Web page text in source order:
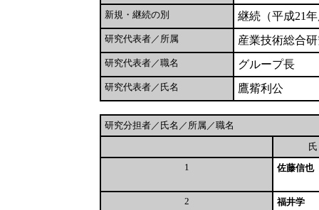
新規・継続の別 継続（平成21
研究代表者／所属 産業技術総合
研究代表者／職名 グループ長
研究代表者／氏名 鷹觜利公
研究分担者／氏名／所属／職名
1
佐藤信也
2 福井学